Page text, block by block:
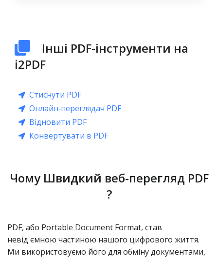
Інші PDF‑інструменти на
i2PDF
Стиснути PDF
Онлайн‑переглядач PDF
Відновити PDF
Конвертувати в PDF
Чому Швидкий веб-перегляд PDF
?
PDF, або Portable Document Format, став
невід'ємною частиною нашого цифрового життя.
Ми використовуємо його для обміну документами,